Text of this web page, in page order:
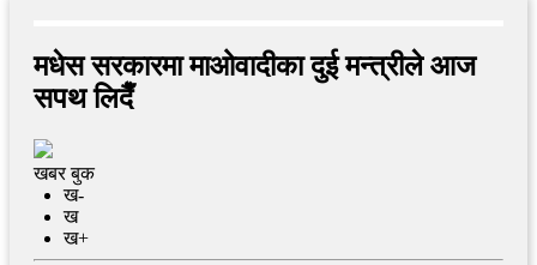
मधेस सरकारमा माओवादीका दुई मन्त्रीले आज
सपथ लिदैँ
खबर बुक
ख-
ख
ख+